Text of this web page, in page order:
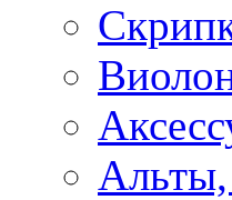
Альты,